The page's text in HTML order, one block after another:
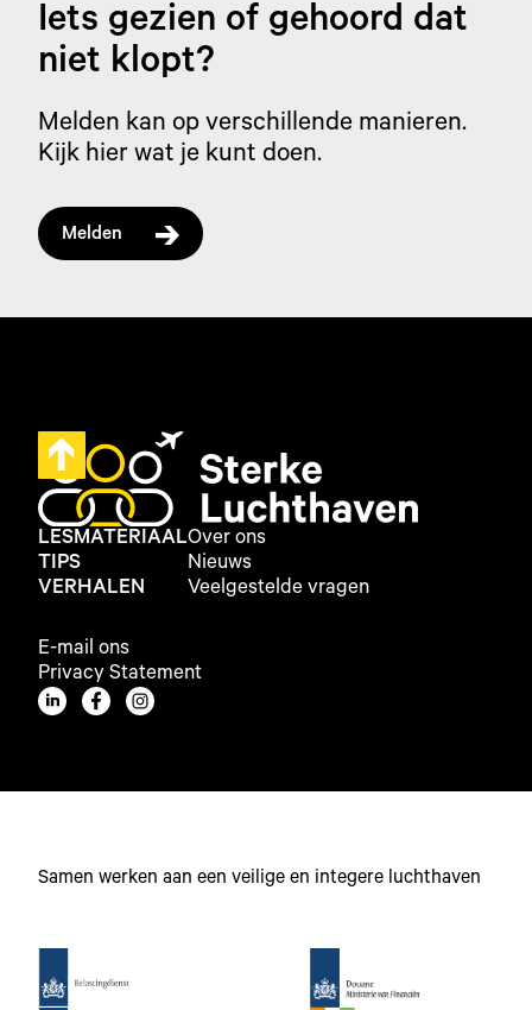
Iets gezien of gehoord dat
niet klopt?
Melden kan op verschillende manieren.
Kijk hier wat je kunt doen.
Melden
LESMATERIAAL
TIPS
VERHALEN
Over ons
Nieuws
Veelgestelde vragen
E-mail ons
Privacy Statement
Samen werken aan een veilige en integere luchthaven